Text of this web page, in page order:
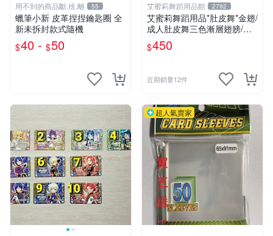
用不到的商品斷.捨.離 55
蠟筆小新 皮革捏捏鑰匙圈 全
新未拆封款式隨機
$40 - $50
艾蜜莉舞蹈用品館 2792
艾蜜莉舞蹈用品*肚皮舞*金翅/
成人肚皮舞三色漸層翅膀/肚
皮舞道具$450元
$450
近期銷量12件
超人氣賣家